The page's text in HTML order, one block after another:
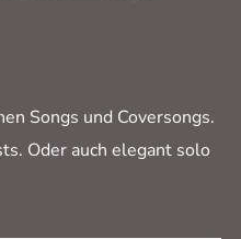
Songs und Coversongs.
Oder auch elegant solo